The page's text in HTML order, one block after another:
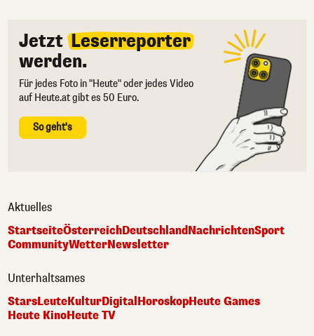
Jetzt Leserreporter
werden.
Für jedes Foto in "Heute" oder jedes Video
auf Heute.at gibt es 50 Euro.
So geht's
Aktuelles
StartseiteÖsterreichDeutschlandNachrichtenSport
CommunityWetterNewsletter
Unterhaltsames
StarsLeuteKulturDigital HoroskopHeute Games
Heute KinoHeute TV